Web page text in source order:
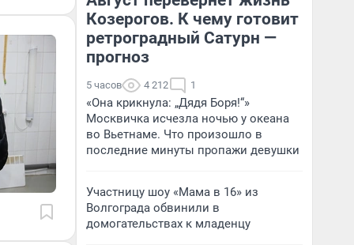
Козерогов. К чему готовит
ретроградный Сатурн —
прогноз
5 часов 4 212 1
«Она крикнула: „Дядя Боря!“»
Москвичка исчезла ночью у океана
во Вьетнаме. Что произошло в
последние минуты пропажи девушки
Участницу шоу «Мама в 16» из
Волгограда обвинили в
домогательствах к младенцу